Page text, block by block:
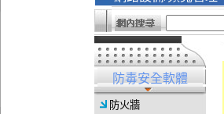
防毒安全軟體
防火牆